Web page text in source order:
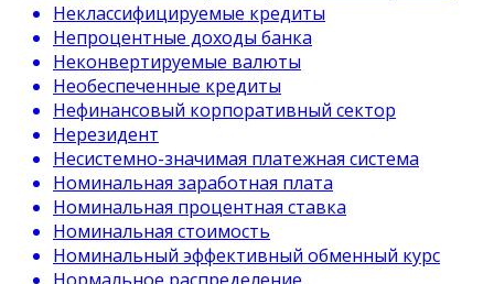
Неклассифицируемые кредиты
Непроцентные доходы банка
Неконвертируемые валюты
Необеспеченные кредиты
Нефинансовый корпоративный сектор
Нерезидент
Несистемно-значимая платежная система
Номинальная заработная плата
Номинальная процентная ставка
Номинальная стоимость
Номинальный эффективный обменный курс